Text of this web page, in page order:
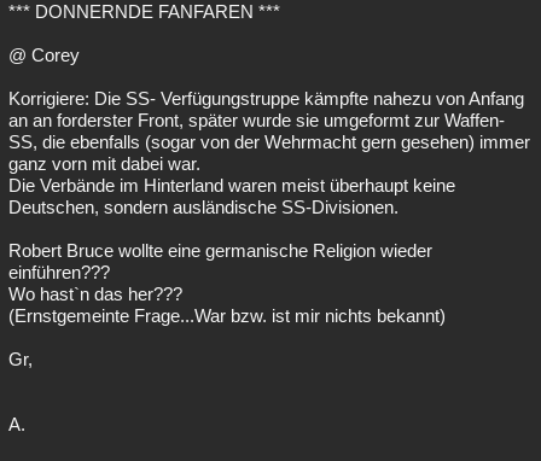
*** DONNERNDE FANFAREN ***
@ Corey
Korrigiere: Die SS- Verfügungstruppe kämpfte nahezu von Anfang
an an forderster Front, später wurde sie umgeformt zur Waffen-
SS, die ebenfalls (sogar von der Wehrmacht gern gesehen) immer
ganz vorn mit dabei war.
Die Verbände im Hinterland waren meist überhaupt keine
Deutschen, sondern ausländische SS-Divisionen.
Robert Bruce wollte eine germanische Religion wieder
einführen???
Wo hast`n das her???
(Ernstgemeinte Frage...War bzw. ist mir nichts bekannt)
Gr,
A.